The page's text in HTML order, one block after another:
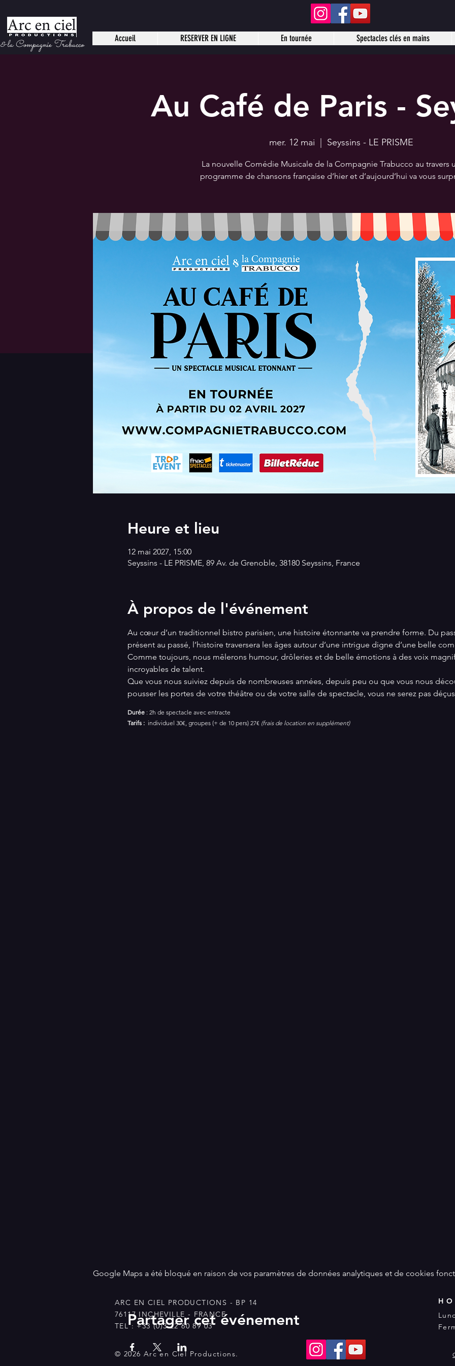
la Compagnie Trabucco
Au Café de Paris -
mer. 12 mai
  |
Seyssins - LE PRISME
La nouvelle Comédie Musicale de la Compagnie Trabucco au travers
programme de chansons française d’hier et d’aujourd’hui va vous
Heure et lieu
12 mai 2027, 15:00
Seyssins - LE PRISME, 89 Av. de Grenoble, 38180 Seyssins, France
À propos de l'événement
Au cœur d’un traditionnel bistro parisien, une histoire étonnante va prendre forme. Du
présent au passé, l’histoire traversera les âges autour d’une intrigue digne d’une belle
Comme toujours, nous mêlerons humour, drôleries et de belle émotions à des voix
incroyables de talent.
Que vous nous suiviez depuis de nombreuses années, depuis peu ou que vous nous
pousser les portes de votre théâtre ou de votre salle de spectacle, vous ne serez pas
Durée : 2h de spectacle avec entracte
Tarifs : individuel 30€, groupes (+ de 10 pers) 27€ (frais de location en supplément)
Google Maps a été bloqué en raison de vos paramètres de données analytiques et de cookies
Partager cet événement
Accueil RESERVER EN LIGNE En tournée Spectacles clés en mains
ARC EN CIEL PRODUCTIONS - BP 14
76117 INCHEVILLE - FRANCE
TEL : +33 (0)3 22 60 89 03
© 2026 Arc en Ciel Productions.